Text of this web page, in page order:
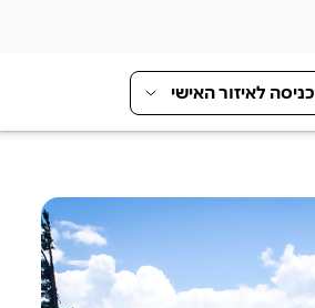
כניסה לאיזור האישי